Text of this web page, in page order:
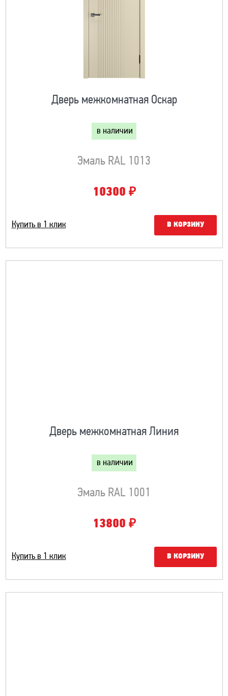
Дверь межкомнатная Оскар
в наличии
Эмаль RAL 1013
10300 ₽
Купить в 1 клик В КОРЗИНУ
Дверь межкомнатная Линия
в наличии
Эмаль RAL 1001
13800 ₽
Купить в 1 клик В КОРЗИНУ